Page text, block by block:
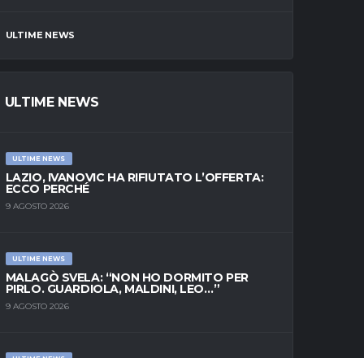
ULTIME NEWS
ULTIME NEWS
ULTIME NEWS
LAZIO, IVANOVIC HA RIFIUTATO L’OFFERTA:
ECCO PERCHÉ
9 AGOSTO 2026
ULTIME NEWS
MALAGÒ SVELA: “NON HO DORMITO PER
PIRLO. GUARDIOLA, MALDINI, LEO…”
9 AGOSTO 2026